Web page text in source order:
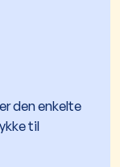
den enkelte
til